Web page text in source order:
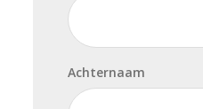
Achternaam